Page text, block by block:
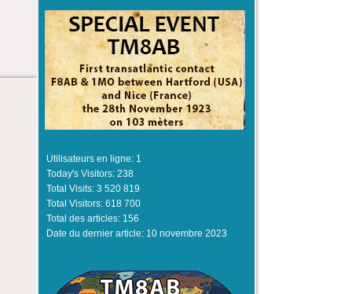
Utilisateurs en ligne: 1
Today's Visitors: 238
Total Visits: 3 520 819
Total Visitors: 618 700
Total des articles: 156
Date du dernier article: 10 novembre 2023